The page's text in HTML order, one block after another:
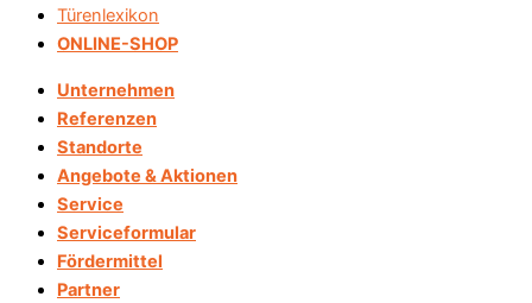
Türenlexikon
ONLINE-SHOP
Unternehmen
Referenzen
Standorte
Angebote & Aktionen
Service
Serviceformular
Fördermittel
Partner